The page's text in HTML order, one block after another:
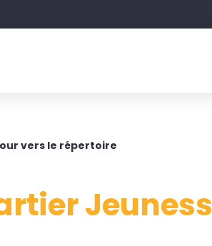
vers le répertoire